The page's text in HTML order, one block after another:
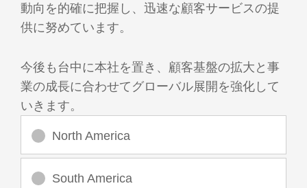
動向を的確に把握し、迅速な顧客サービスの提
供に努めています。
今後も台中に本社を置き、顧客基盤の拡大と事
業の成長に合わせてグローバル展開を強化して
いきます。
North America
South America